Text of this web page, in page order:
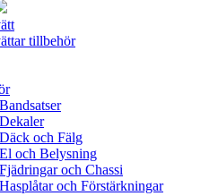
tillbehör
och Fälg
och Belysning
och Chassi
och Förstärkningar